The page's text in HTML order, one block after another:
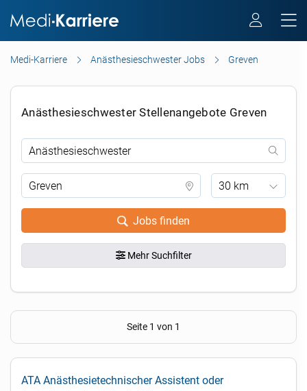
Medi-Karriere Anästhesieschwester Jobs Greven
Anästhesieschwester Stellenangebote Greven
30 km
Jobs finden
Mehr Suchfilter
Seite 1 von 1
ATA Anästhesietechnischer Assistent oder